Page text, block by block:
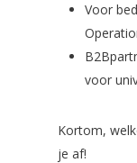
Voor
voor
Kortom,
je af!